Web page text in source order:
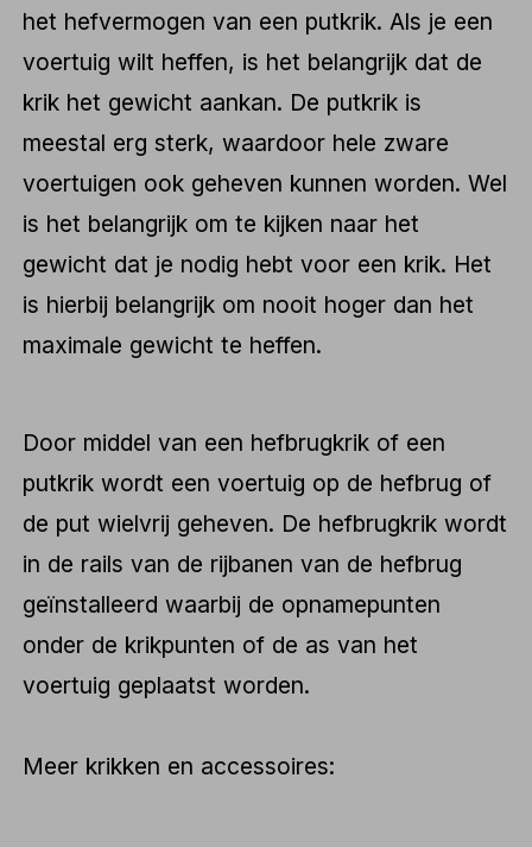
het hefvermogen van een putkrik. Als je een
voertuig wilt heffen, is het belangrijk dat de
krik het gewicht aankan. De putkrik is
meestal erg sterk, waardoor hele zware
voertuigen ook geheven kunnen worden. Wel
is het belangrijk om te kijken naar het
gewicht dat je nodig hebt voor een krik. Het
is hierbij belangrijk om nooit hoger dan het
maximale gewicht te heffen.
Door middel van een hefbrugkrik of een
putkrik wordt een voertuig op de hefbrug of
de put wielvrij geheven. De hefbrugkrik wordt
in de rails van de rijbanen van de hefbrug
geïnstalleerd waarbij de opnamepunten
onder de krikpunten of de as van het
voertuig geplaatst worden.
Meer krikken en accessoires: